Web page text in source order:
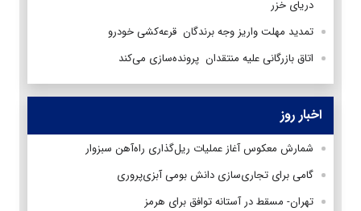
دریای خزر
تمدید مهلت واریز وجه برندگان قرعه‌کشی خودرو
اتاق بازرگانی علیه منتقدان پرونده‌سازی می‌کند
اخبار روز
شمارش معکوس آغاز عملیات ریل‌گذاری راه‌آهن سبزوار
گامی برای تجاری‌سازی دانش بومی آبزی‌پروری
تهران- مسقط در آستانه توافق برای هرمز